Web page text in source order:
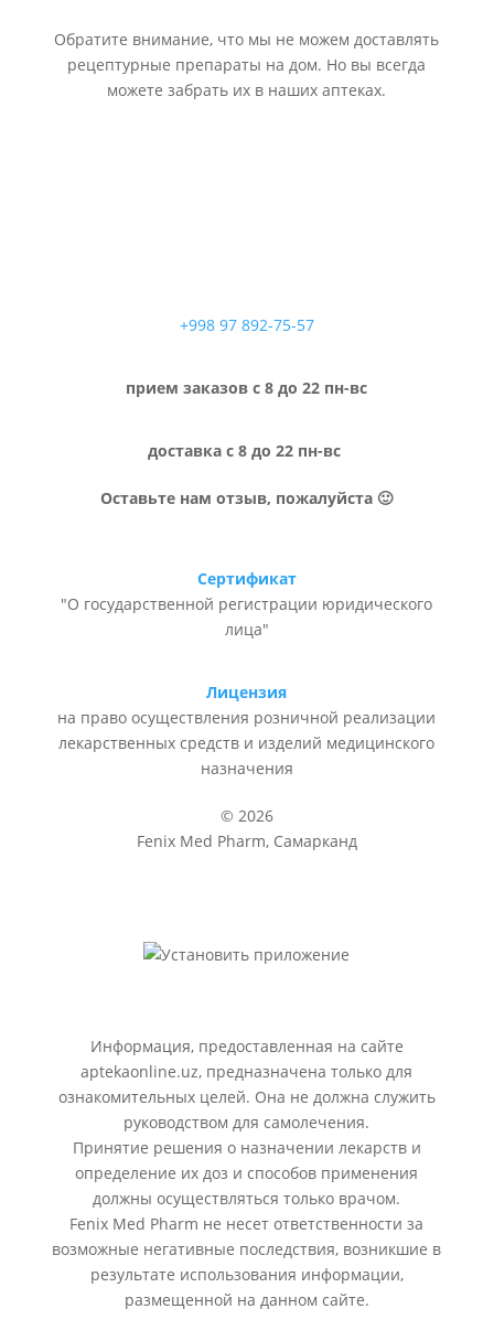
Обратите внимание, что мы не можем доставлять
рецептурные препараты на дом. Но вы всегда
можете забрать их в наших аптеках.
+998 97 892-75-57
прием заказов с 8 до 22 пн-вс
доставка с 8 до 22 пн-вс
Оставьте нам отзыв, пожалуйста 🙂
Сертификат
"О государственной регистрации юридического
лица"
Лицензия
на право осуществления розничной реализации
лекарственных средств и изделий медицинского
назначения
© 2026
Fenix Med Pharm, Самарканд
Информация, предоставленная на сайте
aptekaonline.uz, предназначена только для
ознакомительных целей. Она не должна служить
руководством для самолечения.
Принятие решения о назначении лекарств и
определение их доз и способов применения
должны осуществляться только врачом.
Fenix Med Pharm не несет ответственности за
возможные негативные последствия, возникшие в
результате использования информации,
размещенной на данном сайте.